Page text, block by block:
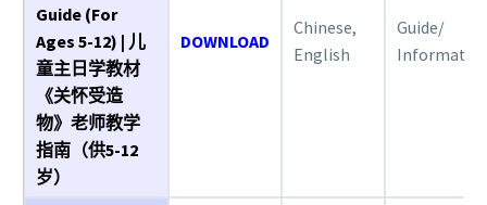
Guide (For
Ages 5-12) | 儿
童主日学教材
《关怀受造
物》老师教学
指南（供5-12
岁）
DOWNLOAD
Chinese,
English
Guide/